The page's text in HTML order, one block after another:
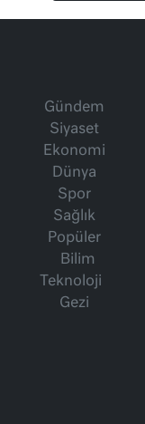
Gündem
Siyaset
Ekonomi
Dünya
Spor
Sağlık
Popüler
Bilim
Teknoloji
Gezi